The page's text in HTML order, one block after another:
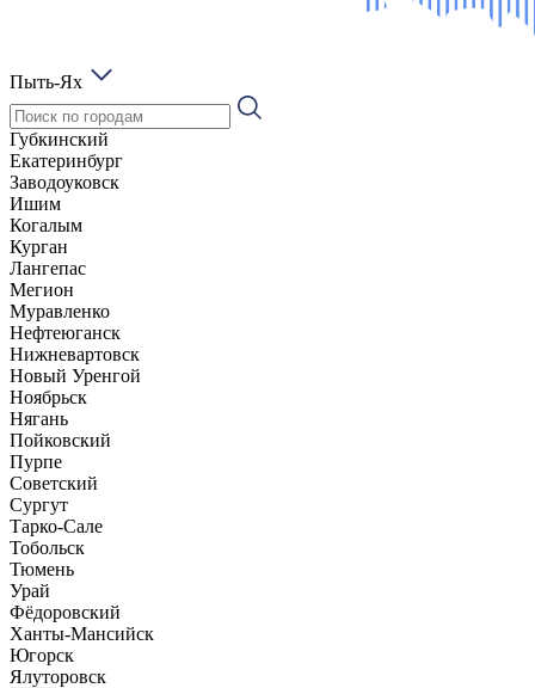
Пыть-Ях
Губкинский
Екатеринбург
Заводоуковск
Ишим
Когалым
Курган
Лангепас
Мегион
Муравленко
Нефтеюганск
Нижневартовск
Новый Уренгой
Ноябрьск
Нягань
Пойковский
Пурпе
Советский
Сургут
Тарко-Сале
Тобольск
Тюмень
Урай
Фёдоровский
Ханты-Мансийск
Югорск
Ялуторовск